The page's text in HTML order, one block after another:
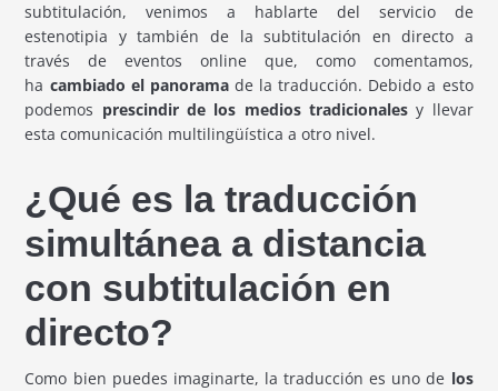
subtitulación, venimos a hablarte del servicio de
estenotipia y también de la subtitulación en directo a
través de eventos online que, como comentamos,
ha cambiado el panoramade la traducción. Debido a esto
podemos prescindir de los medios tradicionales y llevar
esta comunicación multilingüística a otro nivel.
¿Qué es la traducción
simultánea a distancia
con subtitulación en
directo?
Como bien puedes imaginarte, la traducción es uno de los